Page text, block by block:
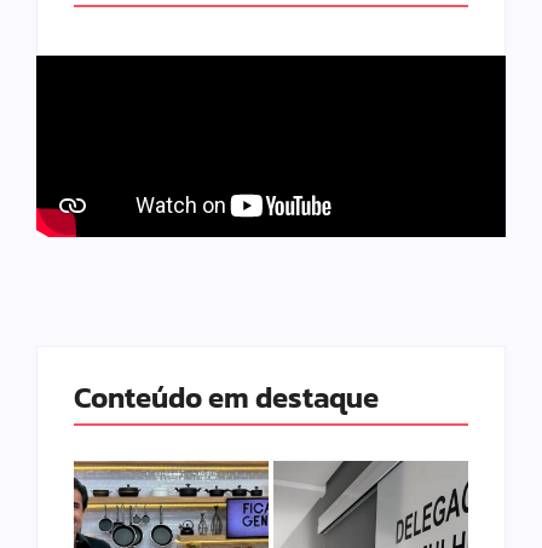
Conteúdo em destaque